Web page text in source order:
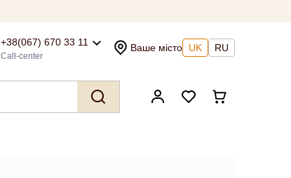
+38(067) 670 33 11
Call-center
Ваше місто UK RU